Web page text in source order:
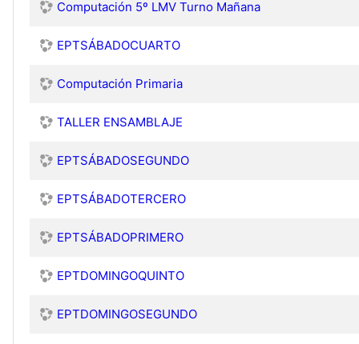
Computación 5º LMV Turno Mañana
EPTSÁBADOCUARTO
Computación Primaria
TALLER ENSAMBLAJE
EPTSÁBADOSEGUNDO
EPTSÁBADOTERCERO
EPTSÁBADOPRIMERO
EPTDOMINGOQUINTO
EPTDOMINGOSEGUNDO